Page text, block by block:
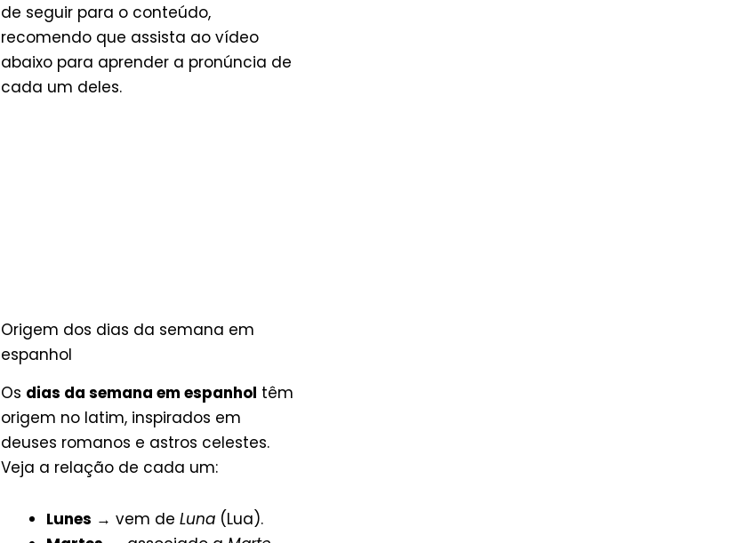
de seguir para o conteúdo,
recomendo que assista ao vídeo
abaixo para aprender a pronúncia de
cada um deles.
Origem dos dias da semana em
espanhol
Os dias da semana em espanhol têm
origem no latim, inspirados em
deuses romanos e astros celestes.
Veja a relação de cada um:
Lunes → vem de Luna(Lua).